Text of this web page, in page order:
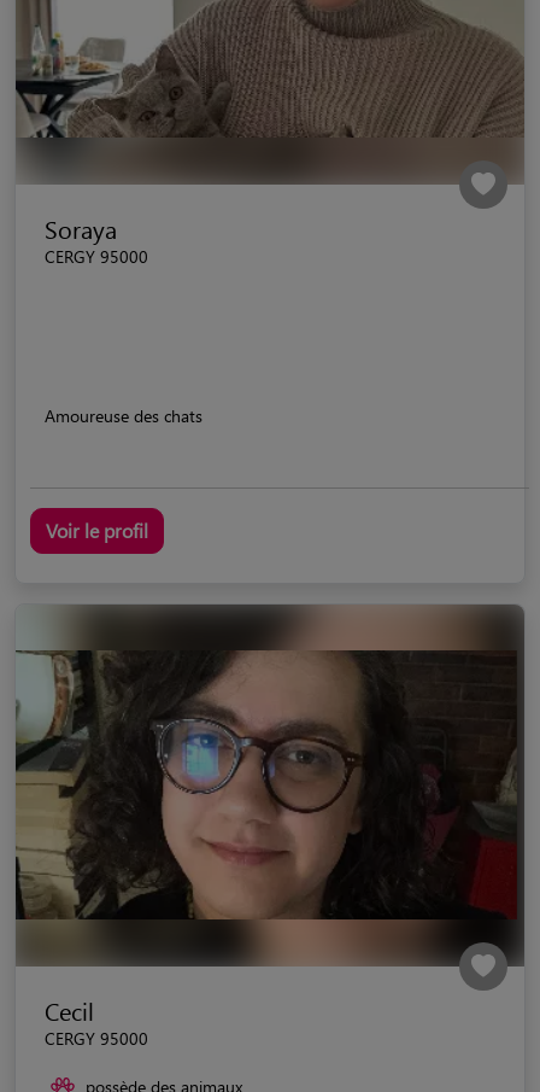
Soraya
CERGY 95000
Amoureuse des chats
Voir le profil
Cecil
CERGY 95000
possède des animaux